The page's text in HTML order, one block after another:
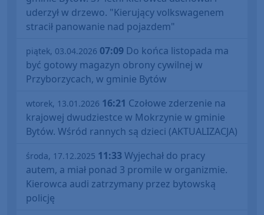
uderzył w drzewo. "Kierujący volkswagenem
stracił panowanie nad pojazdem"
piątek, 03.04.2026 07:09 Do końca listopada ma
być gotowy magazyn obrony cywilnej w
Przyborzycach, w gminie Bytów
wtorek, 13.01.2026 16:21 Czołowe zderzenie na
krajowej dwudziestce w Mokrzynie w gminie
Bytów. Wśród rannych są dzieci (AKTUALIZACJA)
środa, 17.12.2025 11:33Wyjechał do pracy
autem, a miał ponad 3 promile w organizmie.
Kierowca audi zatrzymany przez bytowską
policję